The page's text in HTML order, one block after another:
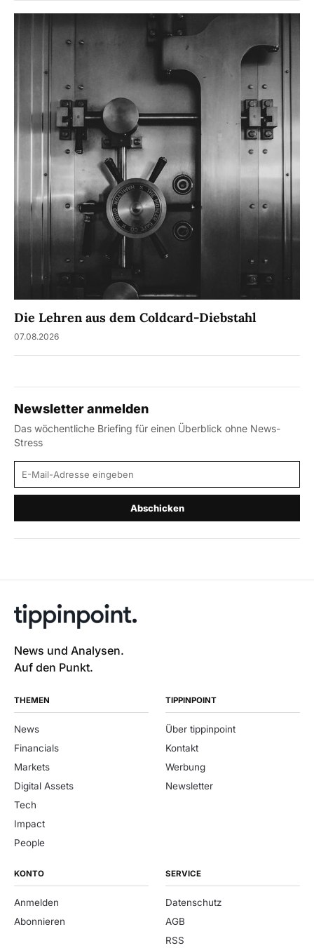
Die Lehren aus dem Coldcard-Diebstahl
07.08.2026
Newsletter anmelden
Das wöchentliche Briefing für einen Überblick ohne News-
Stress
E-Mail-Adresse
Abschicken
News und Analysen.
Auf den Punkt.
THEMEN
News
Financials
Markets
Digital Assets
Tech
Impact
People
TIPPINPOINT
Über tippinpoint
Kontakt
Werbung
Newsletter
KONTO
Anmelden
Abonnieren
SERVICE
Datenschutz
AGB
RSS